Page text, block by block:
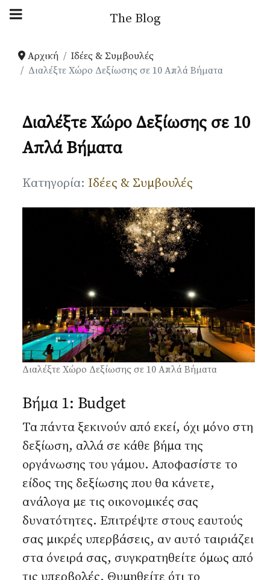
Αρχική Blog
Ιδέες & Συμβουλές
Your Weddings
The Blog
Αρχική
Ιδέες & Συμβουλές
Διαλέξτε Χώρο Δεξίωσης σε 10 Απλά Βήματα
Διαλέξτε Χώρο Δεξίωσης σε 10
Απλά Βήματα
Λεπτομέρειες
Κατηγορία: Ιδέες & Συμβουλές
Διαλέξτε Χώρο Δεξίωσης σε 10 Απλά Βήματα
Βήμα 1: Budget
Τα πάντα ξεκινούν από εκεί, όχι μόνο στη
δεξίωση, αλλά σε κάθε βήμα της
οργάνωσης του γάμου. Αποφασίστε το
είδος της δεξίωσης που θα κάνετε,
ανάλογα με τις οικονομικές σας
δυνατότητες. Επιτρέψτε στους εαυτούς
σας μικρές υπερβάσεις, αν αυτό ταιριάζει
στα όνειρά σας, συγκρατηθείτε όμως από
τις υπερβολές. Θυμηθείτε ότι το